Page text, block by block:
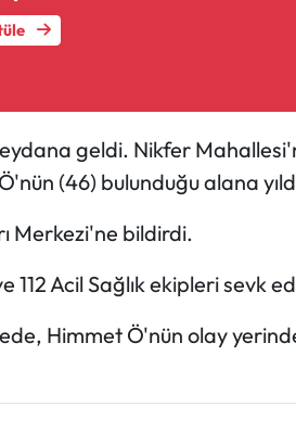
geldi. Nikfer
(46) bulunduğu alana
Merkezi'ne bildirdi.
Acil Sağlık ekipleri sevk
Himmet Ö'nün olay